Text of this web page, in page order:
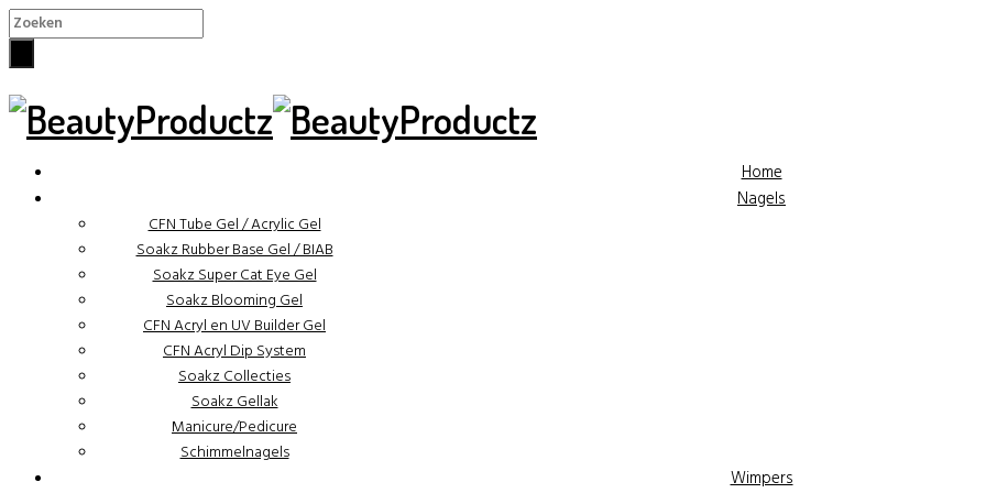
Home
Nagels
CFN Tube Gel / Acrylic Gel
Soakz Rubber Base Gel / BIAB
Soakz Super Cat Eye Gel
Soakz Blooming Gel
CFN Acryl en UV Builder Gel
CFN Acryl Dip System
Soakz Collecties
Soakz Gellak
Manicure/Pedicure
Schimmelnagels
Wimpers